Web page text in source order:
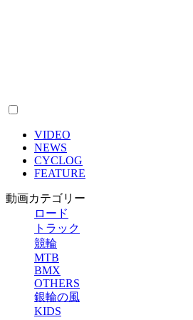
VIDEO
NEWS
CYCLOG
FEATURE
動画カテゴリー
ロード
トラック
競輪
MTB
BMX
OTHERS
銀輪の風
KIDS